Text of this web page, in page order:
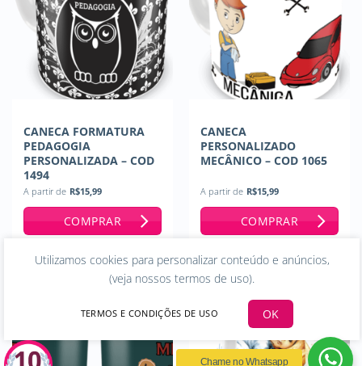
CANECA FORMATURA
PEDAGOGIA
PERSONALIZADA – COD
1494
A partir de R$15,99
COMPRAR
CANECA
PERSONALIZADO
MECÂNICO – COD 1065
A partir de R$15,99
COMPRAR
Chame no Whatsapp
Utilizamos cookies para personalizar conteúdo e anúncios,
(veja nossos termos de uso).
TERMOS E CONDIÇÕES DE USO OK